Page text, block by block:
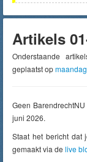
Artikels
Onderstaande
geplaatst op
Geen
juni 2026.
Staat het bericht dat
gemaakt via de live